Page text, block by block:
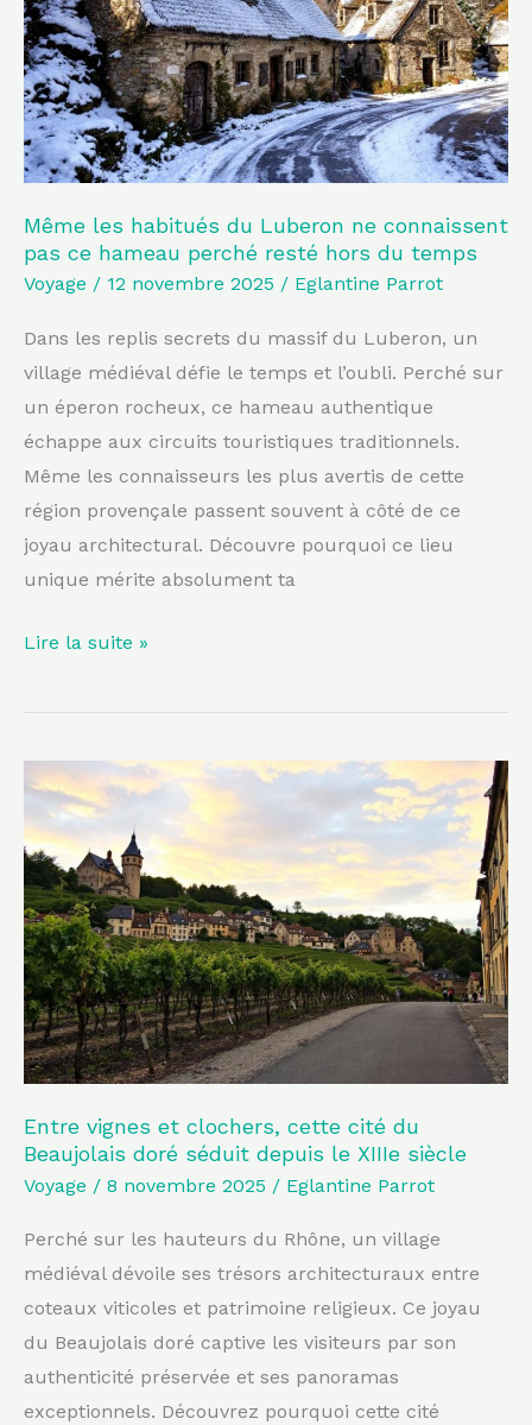
Même les habitués du Luberon ne connaissent
pas ce hameau perché resté hors du temps
Voyage / 12 novembre 2025 / Eglantine Parrot
Dans les replis secrets du massif du Luberon, un
village médiéval défie le temps et l’oubli. Perché sur
un éperon rocheux, ce hameau authentique
échappe aux circuits touristiques traditionnels.
Même les connaisseurs les plus avertis de cette
région provençale passent souvent à côté de ce
joyau architectural. Découvre pourquoi ce lieu
unique mérite absolument ta
Luberon
ne
connaissent
pas
ce
hameau
perché
resté
hors
Lire la suite »
Entre vignes et clochers, cette cité du
Beaujolais doré séduit depuis le XIIIe siècle
Voyage / 8 novembre 2025 / Eglantine Parrot
Perché sur les hauteurs du Rhône, un village
médiéval dévoile ses trésors architecturaux entre
coteaux viticoles et patrimoine religieux. Ce joyau
du Beaujolais doré captive les visiteurs par son
authenticité préservée et ses panoramas
exceptionnels. Découvrez pourquoi cette cité
Entre
vignes
et
clochers,
cette
cité
du
Beaujolais
doré
séduit
depuis
le
XIIIe